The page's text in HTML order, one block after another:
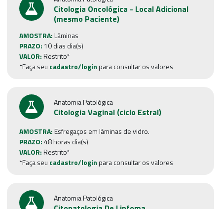
Citologia Oncológica - Local Adicional
(mesmo Paciente)
AMOSTRA:Lâminas
PRAZO: 10 dias dia(s)
VALOR:Restrito*
*Faça seu cadastro/loginpara consultar os valores
Anatomia Patológica
Citologia Vaginal (ciclo Estral)
AMOSTRA:Esfregaços em lâminas de vidro.
PRAZO:48 horas dia(s)
VALOR:Restrito*
*Faça seu cadastro/loginpara consultar os valores
Anatomia Patológica